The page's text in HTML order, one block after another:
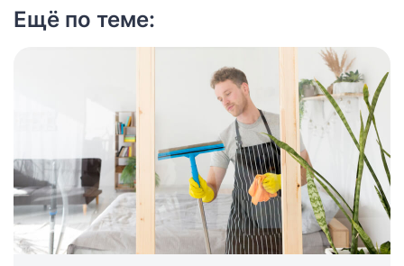
Ещё по теме: